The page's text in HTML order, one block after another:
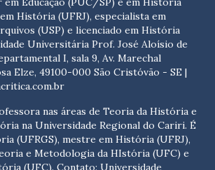
História (UFRJ), especialista em
(USP) e licenciado em História
Universitária Prof. José Aloísio de
I, sala 9, Av. Marechal
Elze, 49100-000 São Cristóvão - SE |
nas áreas de Teoria da História e
na Universidade Regional do Cariri. É
(UFRGS), mestre em História (UFRJ),
e Metodologia da HIstória (UFC) e
(UFC). Contato: Universidade